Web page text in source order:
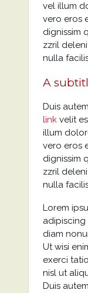
vel illum
vero eros
dignissim
zzril
nulla
A
Duis
linkvelit
illum
vero eros
dignissim
zzril
nulla
Lorem
adipiscing
diam
Ut wisi
exerci
nisl ut
Duis